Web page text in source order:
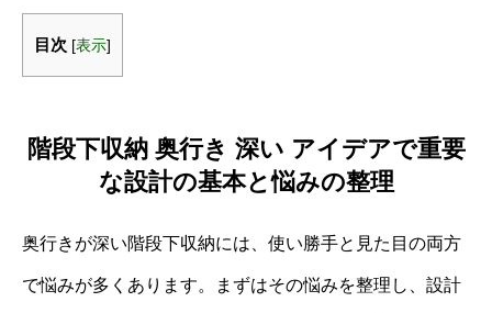
目次 [表示]
階段下収納 奥行き 深い アイデアで重要
な設計の基本と悩みの整理
奥行きが深い階段下収納には、使い勝手と見た目の両方
で悩みが多くあります。まずはその悩みを整理し、設計